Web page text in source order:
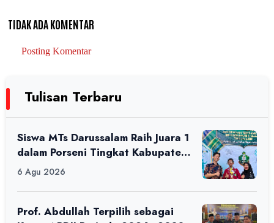
TIDAK ADA KOMENTAR
Posting Komentar
Tulisan Terbaru
Siswa MTs Darussalam Raih Juara 1
dalam Porseni Tingkat Kabupaten
6 Agu 2026
Prof. Abdullah Terpilih sebagai